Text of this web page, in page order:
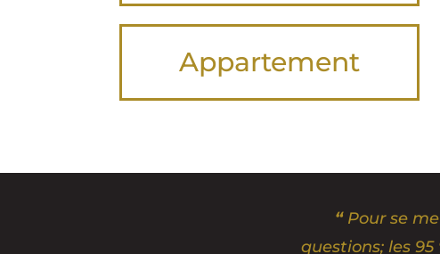
Appartement
“Pour se
questions; les